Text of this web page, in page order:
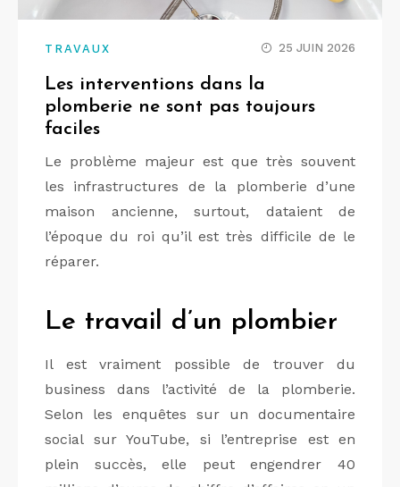
TRAVAUX 25 JUIN 2026
Les interventions dans la
plomberie ne sont pas toujours
faciles
Le problème majeur est que très souvent
les infrastructures de la plomberie d’une
maison ancienne, surtout, dataient de
l’époque du roi qu’il est très difficile de le
réparer.
Le travail d’un plombier
Il est vraiment possible de trouver du
business dans l’activité de la plomberie.
Selon les enquêtes sur un documentaire
social sur YouTube, si l’entreprise est en
plein succès, elle peut engendrer 40